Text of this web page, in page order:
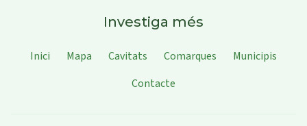
Investiga més
Inici Mapa Cavitats Comarques
Municipis
Contacte